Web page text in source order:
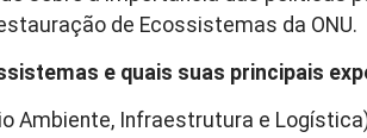
de Ecossistemas da ONU.
e quais suas principais
Ambiente, Infraestrutura e